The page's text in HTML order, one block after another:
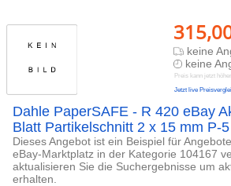
keine
keine
Preis kann jetzt
Jetzt live
Dahle PaperSAFE - R 420 eBay
Blatt Partikelschnitt 2 x 15 mm P-
Dieses Angebot ist ein Beispiel für
eBay-Marktplatz in der Kategorie 104167
aktualisieren Sie die Suchergebnisse um
erhalten.